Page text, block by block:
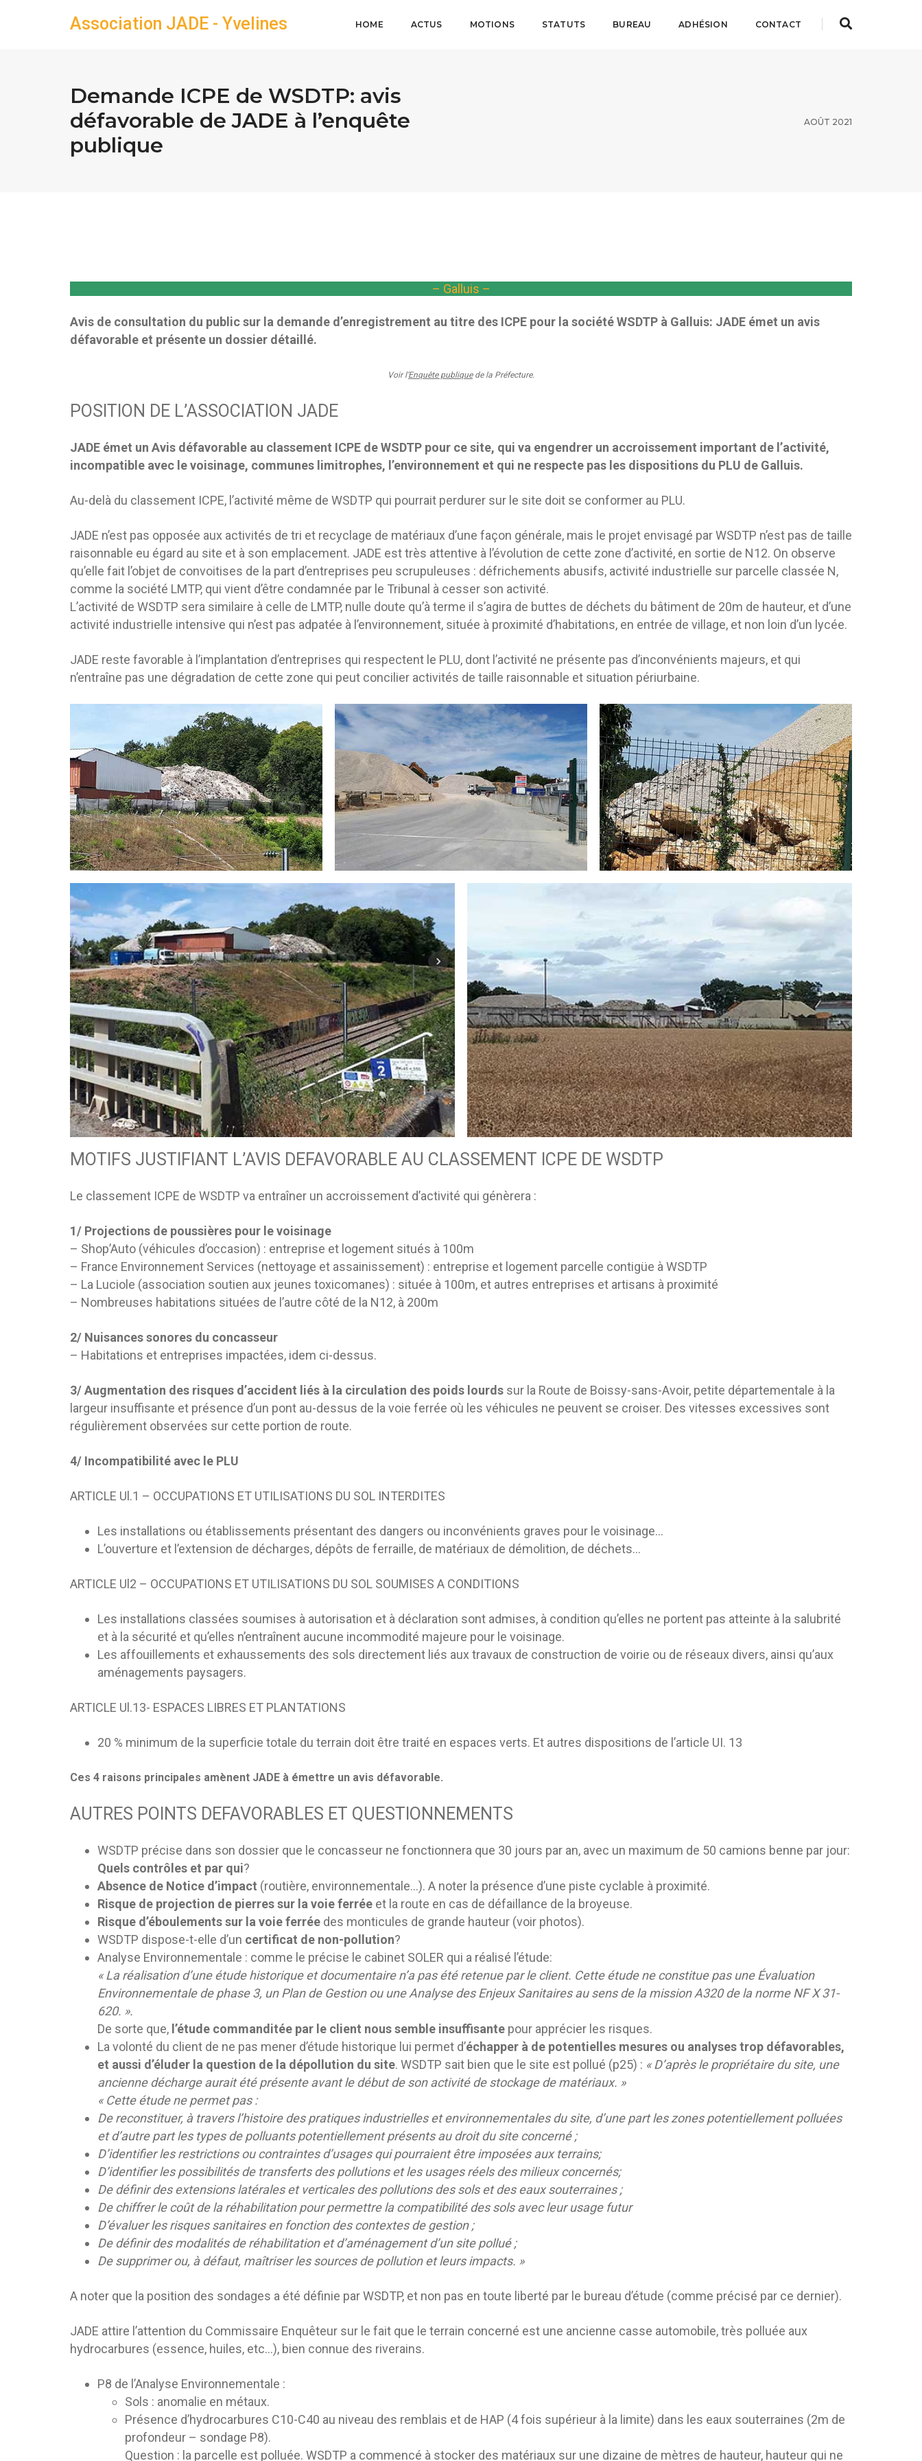
Association JADE - Yvelines HOME ACTUS MOTIONS STATUTS BUREAU ADHÉSION CONTACT
Demande ICPE de WSDTP: avis
défavorable de JADE à l’enquête
publique
AOÛT 2021
– Galluis –
Avis de consultation du public sur la demande d’enregistrement au titre des ICPE pour la société WSDTP à Galluis: JADE émet un avis
défavorable et présente un dossier détaillé.
Voir l’Enquête publiquede la Préfecture.
POSITION DE L’ASSOCIATION JADE
JADE émet un Avis défavorable au classement ICPE de WSDTP pour ce site, qui va engendrer un accroissement important de l’activité,
incompatible avec le voisinage, communes limitrophes, l’environnement et qui ne respecte pas les dispositions du PLU de Galluis.
Au-delà du classement ICPE, l’activité même de WSDTP qui pourrait perdurer sur le site doit se conformer au PLU.
JADE n’est pas opposée aux activités de tri et recyclage de matériaux d’une façon générale, mais le projet envisagé par WSDTP n’est pas de taille
raisonnable eu égard au site et à son emplacement. JADE est très attentive à l’évolution de cette zone d’activité, en sortie de N12. On observe
qu’elle fait l’objet de convoitises de la part d’entreprises peu scrupuleuses : défrichements abusifs, activité industrielle sur parcelle classée N,
comme la société LMTP, qui vient d’être condamnée par le Tribunal à cesser son activité.
L’activité de WSDTP sera similaire à celle de LMTP, nulle doute qu’à terme il s’agira de buttes de déchets du bâtiment de 20m de hauteur, et d’une
activité industrielle intensive qui n’est pas adpatée à l’environnement, située à proximité d’habitations, en entrée de village, et non loin d’un lycée.
JADE reste favorable à l’implantation d’entreprises qui respectent le PLU, dont l’activité ne présente pas d’inconvénients majeurs, et qui
n’entraîne pas une dégradation de cette zone qui peut concilier activités de taille raisonnable et situation périurbaine.
MOTIFS JUSTIFIANT L’AVIS DEFAVORABLE AU CLASSEMENT ICPE DE WSDTP
Le classement ICPE de WSDTP va entraîner un accroissement d’activité qui génèrera :
1/ Projections de poussières pour le voisinage
– Shop’Auto (véhicules d’occasion) : entreprise et logement situés à 100m
– France Environnement Services (nettoyage et assainissement) : entreprise et logement parcelle contigüe à WSDTP
– La Luciole (association soutien aux jeunes toxicomanes) : située à 100m, et autres entreprises et artisans à proximité
– Nombreuses habitations situées de l’autre côté de la N12, à 200m
2/ Nuisances sonores du concasseur
– Habitations et entreprises impactées, idem ci-dessus.
3/ Augmentation des risques d’accident liés à la circulation des poids lourds sur la Route de Boissy-sans-Avoir, petite départementale à la
largeur insuffisante et présence d’un pont au-dessus de la voie ferrée où les véhicules ne peuvent se croiser. Des vitesses excessives sont
régulièrement observées sur cette portion de route.
4/ Incompatibilité avec le PLU
ARTICLE Ul.1 – OCCUPATIONS ET UTILISATIONS DU SOL INTERDITES
Les installations ou établissements présentant des dangers ou inconvénients graves pour le voisinage…
L’ouverture et l’extension de décharges, dépôts de ferraille, de matériaux de démolition, de déchets…
ARTICLE Ul2 – OCCUPATIONS ET UTILISATIONS DU SOL SOUMISES A CONDITIONS
Les installations classées soumises à autorisation et à déclaration sont admises, à condition qu’elles ne portent pas atteinte à la salubrité
et à la sécurité et qu’elles n’entraînent aucune incommodité majeure pour le voisinage.
Les affouillements et exhaussements des sols directement liés aux travaux de construction de voirie ou de réseaux divers, ainsi qu’aux
aménagements paysagers.
ARTICLE Ul.13- ESPACES LIBRES ET PLANTATIONS
20 % minimum de la superficie totale du terrain doit être traité en espaces verts. Et autres dispositions de l’article UI. 13
Ces 4 raisons principales amènent JADE à émettre un avis défavorable.
AUTRES POINTS DEFAVORABLES ET QUESTIONNEMENTS
WSDTP précise dans son dossier que le concasseur ne fonctionnera que 30 jours par an, avec un maximum de 50 camions benne par jour:
Quels contrôles et par qui?
Absence de Notice d’impact (routière, environnementale…). A noter la présence d’une piste cyclable à proximité.
Risque de projection de pierres sur la voie ferrée et la route en cas de défaillance de la broyeuse.
Risque d’éboulements sur la voie ferrée des monticules de grande hauteur (voir photos).
WSDTP dispose-t-elle d’un certificat de non-pollution?
Analyse Environnementale : comme le précise le cabinet SOLER qui a réalisé l’étude:
« La réalisation d’une étude historique et documentaire n’a pas été retenue par le client. Cette étude ne constitue pas une Évaluation
Environnementale de phase 3, un Plan de Gestion ou une Analyse des Enjeux Sanitaires au sens de la mission A320 de la norme NF X 31-
620. ».
De sorte que, l’étude commanditée par le client nous semble insuffisante pour apprécier les risques.
La volonté du client de ne pas mener d’étude historique lui permet d’échapper à de potentielles mesures ou analyses trop défavorables,
et aussi d’éluder la question de la dépollution du site. WSDTP sait bien que le site est pollué (p25) : « D’après le propriétaire du site, une
ancienne décharge aurait été présente avant le début de son activité de stockage de matériaux. »
« Cette étude ne permet pas :
De reconstituer, à travers l’histoire des pratiques industrielles et environnementales du site, d’une part les zones potentiellement polluées
et d’autre part les types de polluants potentiellement présents au droit du site concerné ;
D’identifier les restrictions ou contraintes d’usages qui pourraient être imposées aux terrains;
D’identifier les possibilités de transferts des pollutions et les usages réels des milieux concernés;
De définir des extensions latérales et verticales des pollutions des sols et des eaux souterraines ;
De chiffrer le coût de la réhabilitation pour permettre la compatibilité des sols avec leur usage futur
D’évaluer les risques sanitaires en fonction des contextes de gestion ;
De définir des modalités de réhabilitation et d’aménagement d’un site pollué ;
De supprimer ou, à défaut, maîtriser les sources de pollution et leurs impacts. »
A noter que la position des sondages a été définie par WSDTP, et non pas en toute liberté par le bureau d’étude (comme précisé par ce dernier).
JADE attire l’attention du Commissaire Enquêteur sur le fait que le terrain concerné est une ancienne casse automobile, très polluée aux
hydrocarbures (essence, huiles, etc…), bien connue des riverains.
P8 de l’Analyse Environnementale :
Sols : anomalie en métaux.
Présence d’hydrocarbures C10-C40 au niveau des remblais et de HAP (4 fois supérieur à la limite) dans les eaux souterraines (2m de
profondeur – sondage P8).
Question : la parcelle est polluée. WSDTP a commencé à stocker des matériaux sur une dizaine de mètres de hauteur, hauteur qui ne